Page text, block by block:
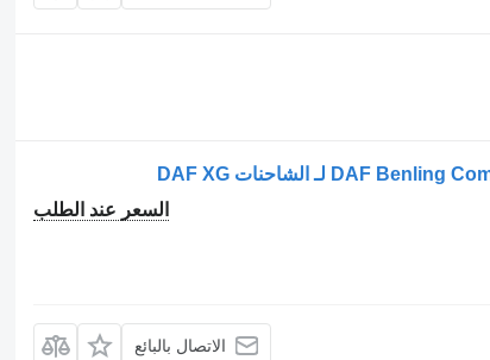
السعر عند الطلب
الاتصال بالبائع